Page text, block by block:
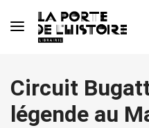
Circuit
légende au